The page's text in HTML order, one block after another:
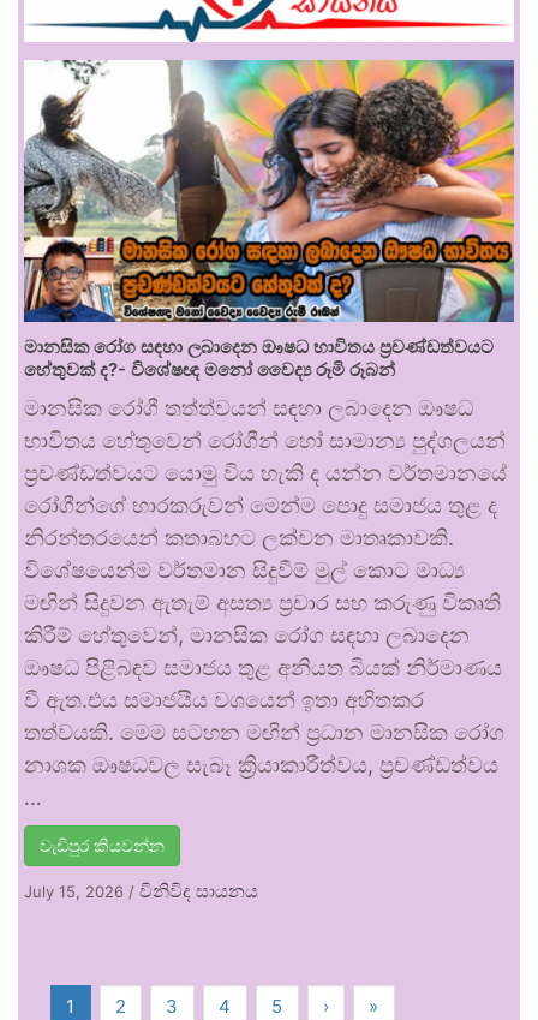
මානසික රෝග සඳහා ලබාදෙන ඖෂධ භාවිතය ප්‍රචණ්ඩත්වයට
හේතුවක් ද?- විශේෂඥ මනෝ වෛද්‍ය රූමි රූබන්
මානසික රෝගී තත්ත්වයන් සඳහා ලබාදෙන ඖෂධ
භාවිතය හේතුවෙන් රෝගීන් හෝ සාමාන්‍ය පුද්ගලයන්
ප්‍රචණ්ඩත්වයට යොමු විය හැකි ද යන්න වර්තමානයේ
රෝගීන්ගේ භාරකරුවන් මෙන්ම පොදු සමාජය තුළ ද
නිරන්තරයෙන් කතාබහට ලක්වන මාතෘකාවකි.
විශේෂයෙන්ම වර්තමාන සිදුවීම් මුල් කොට මාධ්‍ය
මඟින් සිදුවන ඇතැම් අසත්‍ය ප්‍රචාර සහ කරුණු විකෘති
කිරීම් හේතුවෙන්, මානසික රෝග සඳහා ලබාදෙන
ඖෂධ පිළිබඳව සමාජය තුළ අනියත බියක් නිර්මාණය
වී ඇත.එය සමාජයීය වශයෙන් ඉතා අහිතකර
තත්වයකි. මෙම සටහන මඟින් ප්‍රධාන මානසික රෝග
නාශක ඖෂධවල සැබෑ ක්‍රියාකාරීත්වය, ප්‍රචණ්ඩත්වය
…
වැඩිපුර කියවන්න
July 15, 2026 / විනිවිද සායනය
1 2 3 4 5 › »